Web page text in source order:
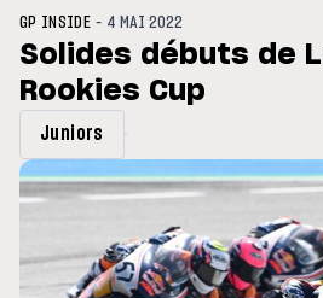
du GP de Grande-
GP INSIDE - 4 MAI 2022
Solides débuts de
Rookies Cup
Juniors